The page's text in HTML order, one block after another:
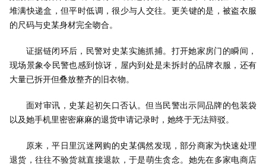
堆满快递盒，但平时低调，很少与人交往。更关键的是，被盗衣服
的尺码与史某身材完全吻合。
证据链闭环后，民警对史某实施抓捕。打开她家房门的瞬间，
现场景象令民警也感到惊讶，屋内到处是未拆封的品牌衣服，还有
大量已拆开但叠放整齐的旧衣物。
面对审讯，史某起初矢口否认。但当民警出示同品牌的包装袋
以及她手机里密密麻麻的退货申请记录时，她终于无法辩驳。
原来，平日里沉迷网购的史某偶然发现，部分商家为快速处理
退货，往往不验货就直接退款，于是萌生贪念。她先在多家电商店